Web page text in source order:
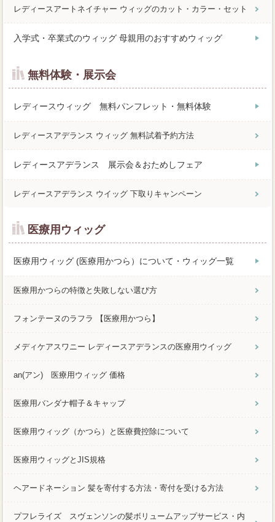
レディースアートネイチャー ウィッグのカット・カラー・セット
入学式・卒業式のウィッグ 母親用のおすすめウィッグ
無料体験・展示会
レディースウィッグ 無料パンフレット・無料体験
レディースアデランス ウィッグ 無料試着予約方法
レディースアデランス 展示会＆おためしフェア
レディースアデランス ウイッグ 下取りキャンペーン
医療用ウィッグ
医療用ウィッグ (医療用かつら）について・ウィッグ一覧
医療用かつらの特徴と失敗しない選び方
フォンテーヌのラフラ 【医療用かつら】
メディケアスワニー レディースアデランスの医療用ウイッグ
an(アン) 医療用ウィッグ 価格
医療用バンダナ帽子＆キャップ
医療用ウィッグ（かつら）と医療費控除について
医療用ウィッグとJIS規格
ヘアードネーション 髪を寄付する方法・寄付を受ける方法
プフレライズ スヴェンソンの髪ボリュームアップサービス・内